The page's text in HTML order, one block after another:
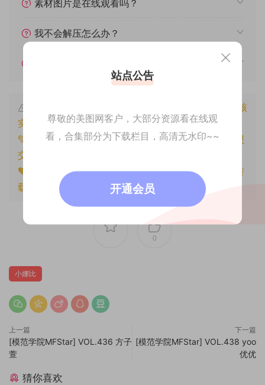
素材图片是在线观看吗？
我不会解压怎么办？
本文资源仅供个人参考学习，请勿批量搬运，一经核
实将封禁账号权限！
💚本文资源均来源网友分享，若侵犯了您的权益可以提
交工单处理。
🧡原文链接：https://www.znjfg.com/2940.html
，转
载请注明出处。
0
小娜比
上一篇
[模范学院MFStar] VOL.436 方子
萱
下一篇
[模范学院MFStar] VOL.438 yoo
优优
猜你喜欢
站点公告
尊敬的美图网客户，大部分资源看在线观
看，合集部分为下载栏目，高清无水印~~
开通会员